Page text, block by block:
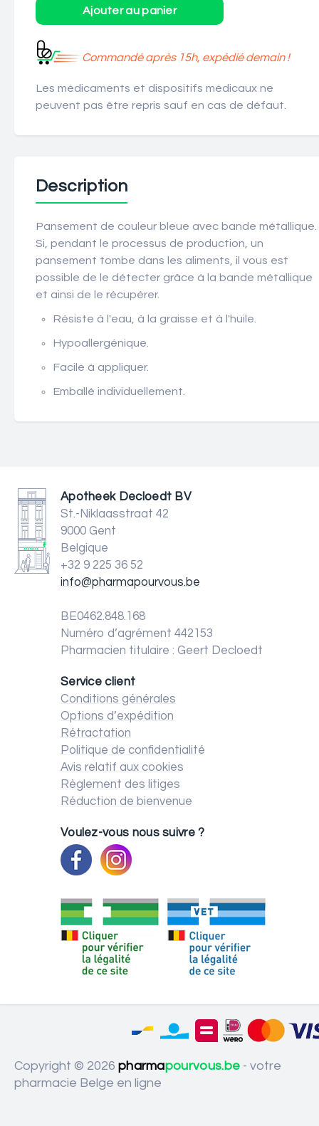
Commandé après 15h, expédié demain !
Les médicaments et dispositifs médicaux ne
peuvent pas être repris sauf en cas de défaut.
Description
Pansement de couleur bleue avec bande métallique.
Si, pendant le processus de production, un
pansement tombe dans les aliments, il vous est
possible de le détecter grâce à la bande métallique
et ainsi de le récupérer.
Résiste à l'eau, à la graisse et à l'huile.
Hypoallergénique.
Facile à appliquer.
Emballé individuellement.
Apotheek Decloedt BV
St.-Niklaasstraat 42
9000 Gent
Belgique
+32 9 225 36 52
info@pharmapourvous.be
BE0462.848.168
Numéro d’agrément 442153
Pharmacien titulaire : Geert Decloedt
Service client
Conditions générales
Options d’expédition
Rétractation
Politique de confidentialité
Avis relatif aux cookies
Règlement des litiges
Réduction de bienvenue
Voulez-vous nous suivre ?
Copyright © 2026 pharmapourvous.be - votre
pharmacie Belge en ligne